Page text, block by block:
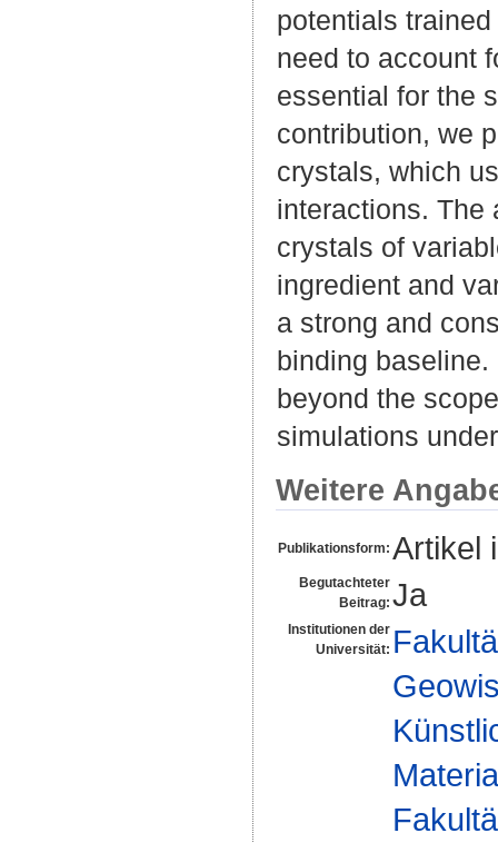
potentials
need to account
essential for the
contribution, we
crystals, which
interactions. The
crystals of
ingredient and
a strong and
binding
beyond the
simulations
Weitere
Publikationsform: Artikel
Begutachteter
Beitrag: Ja
Institutionen der
Universität: